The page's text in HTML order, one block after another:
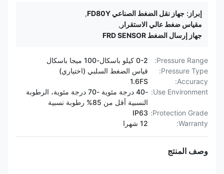
جهاز نقل الضغط الصناعي FD80Y
,
مقياس ضغط عالي الاستقرار,
جهاز إرسال الضغط FRD SENSOR
Pressure Range:
0-2 كيلو باسكال-100 ميجا باسكال
Pressure Type:
قياس الضغط السلبي (اختياري)
Accuracy:
1.6FS
Use Environment:
-40 درجة مئوية -70 درجة مئوية، الرطوبة
النسبية أقل من 85% رطوبة نسبية
Protection Grade:
IP63
Warranty:
وصف المنتج